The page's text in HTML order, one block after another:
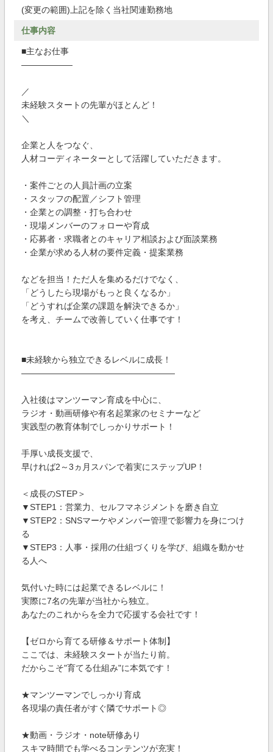
(変更の範囲)上記を除く当社関連勤務地
仕事内容
■主なお仕事
――――――
／
未経験スタートの先輩がほとんど！
＼
企業と人をつなぐ、
人材コーディネーターとして活躍していただきます。
・案件ごとの人員計画の立案
・スタッフの配置／シフト管理
・企業との調整・打ち合わせ
・現場メンバーのフォローや育成
・応募者・求職者とのキャリア相談および面談業務
・企業が求める人材の要件定義・提案業務
などを担当！ただ人を集めるだけでなく、
「どうしたら現場がもっと良くなるか」
「どうすれば企業の課題を解決できるか」
を考え、チームで改善していく仕事です！
■未経験から独立できるレベルに成長！
――――――――――――――――――
入社後はマンツーマン育成を中心に、
ラジオ・動画研修や有名起業家のセミナーなど
実践型の教育体制でしっかりサポート！
手厚い成長支援で、
早ければ2～3ヵ月スパンで着実にステップUP！
＜成長のSTEP＞
▼STEP1：営業力、セルフマネジメントを磨き自立
▼STEP2：SNSマーケやメンバー管理で影響力を身につけ
る
▼STEP3：人事・採用の仕組づくりを学び、組織を動かせ
る人へ
気付いた時には起業できるレベルに！
実際に7名の先輩が当社から独立。
あなたのこれからを全力で応援する会社です！
【ゼロから育てる研修＆サポート体制】
ここでは、未経験スタートが当たり前。
だからこそ"育てる仕組み"に本気です！
★マンツーマンでしっかり育成
各現場の責任者がすぐ隣でサポート◎
★動画・ラジオ・note研修あり
スキマ時間でも学べるコンテンツが充実！